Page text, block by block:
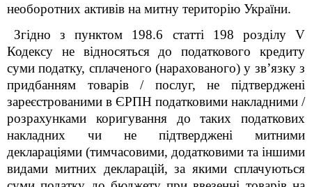
необоротних активів на митну територію України.
Згідно з пунктом 198.6 статті 198 розділу V
Кодексу не відносяться до податкового кредиту
суми податку, сплаченого (нарахованого) у зв’язку з
придбанням товарів / послуг, не підтверджені
зареєстрованими в ЄРПН податковими накладними /
розрахунками коригування до таких податкових
накладних чи не підтверджені митними
деклараціями (тимчасовими, додатковими та іншими
видами митних декларацій, за якими сплачуються